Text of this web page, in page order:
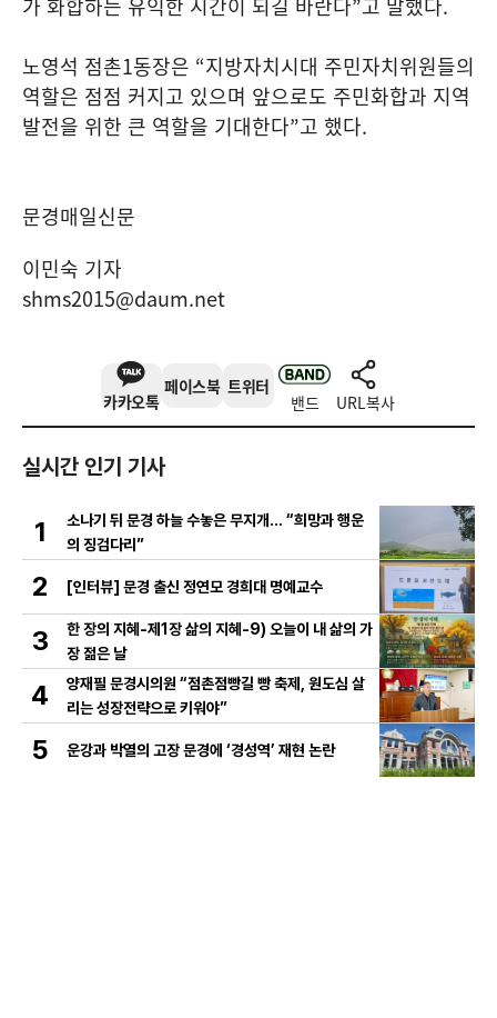
가 화합하는 유익한 시간이 되길 바란다”고 말했다.
노영석 점촌1동장은 “지방자치시대 주민자치위원들의
역할은 점점 커지고 있으며 앞으로도 주민화합과 지역
발전을 위한 큰 역할을 기대한다”고 했다.
문경매일신문
이민숙 기자
shms2015@daum.net
카카오톡
페이스북 트위터
밴드 URL복사
실시간 인기 기사
1
소나기 뒤 문경 하늘 수놓은 무지개… “희망과 행운
의 징검다리”
2 [인터뷰] 문경 출신 정연모 경희대 명예교수
3
한 장의 지혜-제1장 삶의 지혜-9) 오늘이 내 삶의 가
장 젊은 날
4
양재필 문경시의원 “점촌점빵길 빵 축제, 원도심 살
리는 성장전략으로 키워야”
5 운강과 박열의 고장 문경에 ‘경성역’ 재현 논란